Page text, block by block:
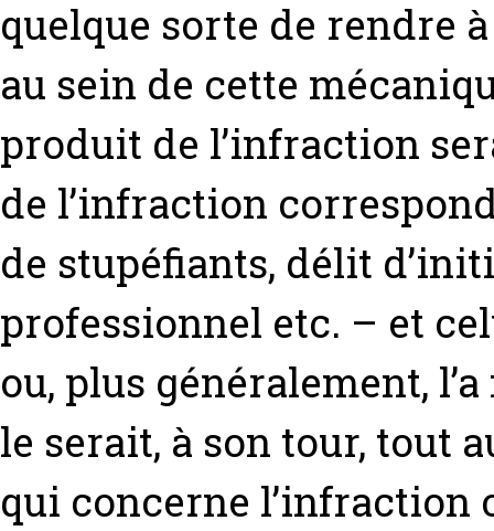
quelque sorte de rendre
au sein de cette
produit de l’infraction
de l’infraction
de stupéfiants, délit
professionnel etc. – et
ou, plus généralement,
le serait, à son tour, tout
qui concerne l’infraction